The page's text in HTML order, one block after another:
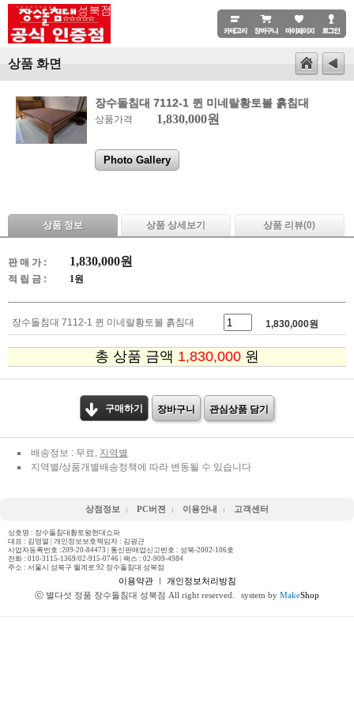
상품 화면
장수돌침대 7112-1 퀸 미네랄황토볼 흙침대
상품가격 1,830,000원
Photo Gallery
상품 정보 상품 상세보기 상품 리뷰(0)
판 매 가 : 1,830,000원
적 립 금 : 1원
장수돌침대 7112-1 퀸 미네랄황토볼 흙침대 1,830,000원
총 상품 금액 1,830,000 원
구매하기 장바구니 관심상품 담기
배송정보 : 무료, 지역별
지역별/상품개별배송정책에 따라 변동될 수 있습니다
상점정보 PC버젼 이용안내 고객센터
상호명 : 장수돌침대황토왕현대쇼파
대표 : 김영열 | 개인정보보호책임자 : 김광근
사업자등록번호 :209-20-84473 | 통신판매업신고번호 : 성북-2002-106호
전화 : 010-3115-1369/02-915-0746 | 팩스 : 02-909-4984
주소 : 서울시 성북구 월계로 92 장수돌침대 성북점
이용약관ㅣ 개인정보처리방침
ⓒ 별다섯 정품 장수돌침대 성북점 All right reserved.
system by MakeShop